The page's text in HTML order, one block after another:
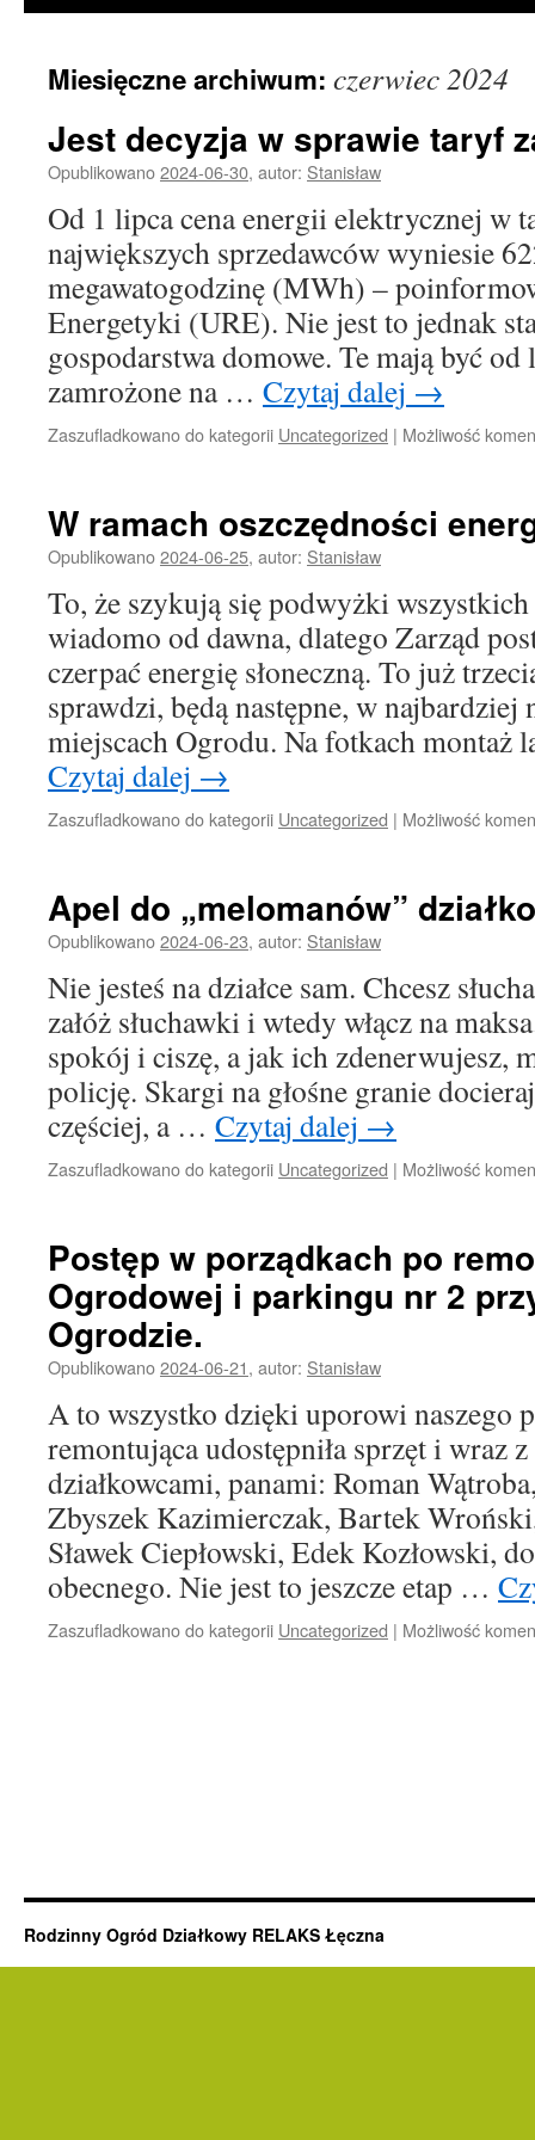
Miesięczne archiwum: czerwiec 2024
Jest decyzja w sprawie taryf
Opublikowano2024-06-30, autor: Stanisław
Od 1 lipca cena energii elektrycznej w
największych sprzedawców wyniesie
megawatogodzinę (MWh) –
Energetyki (URE). Nie jest to jednak
gospodarstwa domowe. Te mają być
zamrożone na … Czytaj dalej →
Zaszufladkowano do kategorii Uncategorized | Możliwość
W ramach oszczędności
Opublikowano2024-06-25, autor: Stanisław
To, że szykują się podwyżki
wiadomo od dawna, dlatego Zarząd
czerpać energię słoneczną. To już
sprawdzi, będą następne, w najbardziej
miejscach Ogrodu. Na fotkach
Czytaj dalej →
Zaszufladkowano do kategorii Uncategorized | Możliwość
Apel do „melomanów”
Opublikowano2024-06-23, autor: Stanisław
Nie jesteś na działce sam. Chcesz
załóż słuchawki i wtedy włącz na
spokój i ciszę, a jak ich zdenerwujesz,
policję. Skargi na głośne granie
częściej, a … Czytaj dalej →
Zaszufladkowano do kategorii Uncategorized | Możliwość
Postęp w porządkach po
Ogrodowej i parkingu nr 2
Ogrodzie.
Opublikowano2024-06-21, autor: Stanisław
A to wszystko dzięki uporowi naszego
remontująca udostępniła sprzęt i wraz
działkowcami, panami: Roman
Zbyszek Kazimierczak, Bartek
Sławek Ciepłowski, Edek Kozłowski,
obecnego. Nie jest to jeszcze etap …
Zaszufladkowano do kategorii Uncategorized | Możliwość
Rodzinny Ogród Działkowy RELAKS Łęczna